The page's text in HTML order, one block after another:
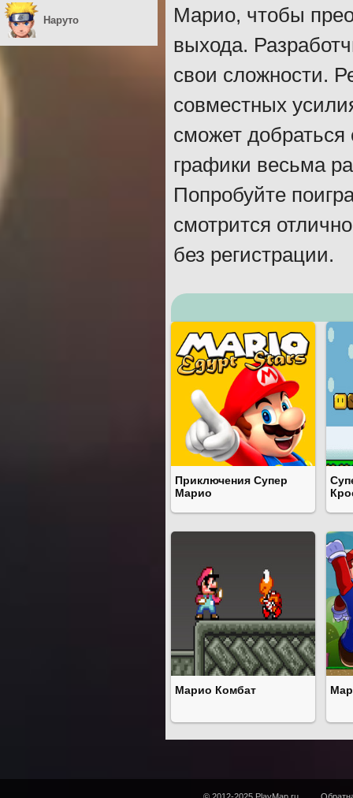
Марио, чтобы
выхода.
свои сложности.
совместных
сможет добраться
графики весьма
Попробуйте
смотрится
без регистрации.
Приключения Супер
Марио
Марио Комбат
Наруто